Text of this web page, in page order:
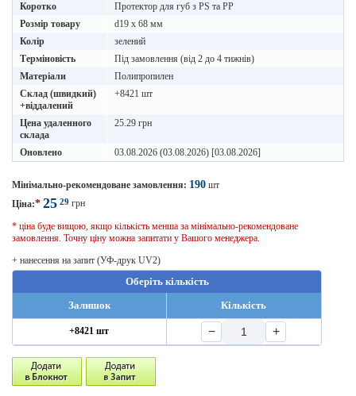
Коротко
Протектор для губ з PS та PP
Розмір товару
d19 x 68 мм
Колір
зелений
Терміновість
Під замовлення (від 2 до 4 тижнів)
Матеріали
Полипропилен
Склад (швидкий)
+віддалений
+8421 шт
Цена удаленного
склада
25.29 грн
Оновлено 03.08.2026 (03.08.2026) [03.08.2026]
Мінімально-рекомендоване замовлення: 190 шт
Ціна:* 25 29 грн
* ціна буде вищою, якщо кількість менша за мінімально-рекомендоване
замовлення. Точну ціну можна запитати у Вашого менеджера.
+ нанесення на запит (УФ-друк UV2)
Оберіть кількість
Залишок
Кількість
+8421 шт − +